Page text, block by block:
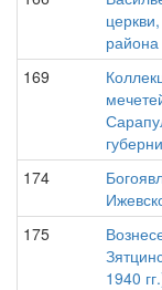
169
174
175
1940